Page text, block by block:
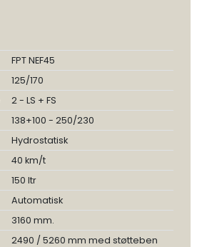
FPT NEF45
125/170
2 - LS + FS
138+100 - 250/230
Hydrostatisk
40 km/t
150 ltr
Automatisk
3160 mm.
2490 / 5260 mm med støtteben